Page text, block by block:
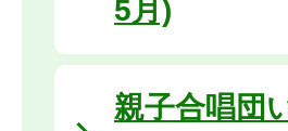
5月)
親子合唱団